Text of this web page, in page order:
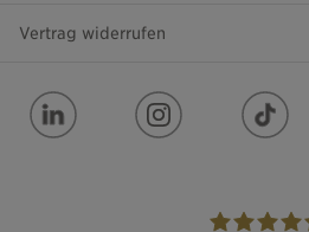
Vertrag widerrufen